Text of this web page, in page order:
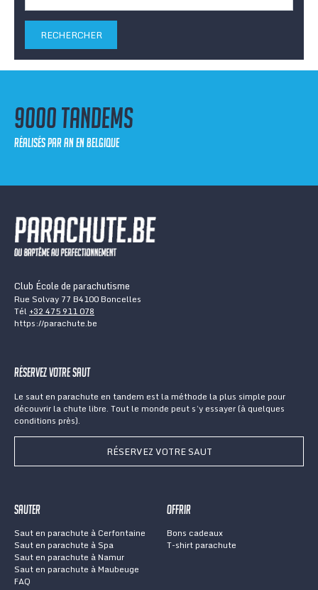
9000 tandems
réalisés par an en Belgique
Club École de parachutisme
Rue Solvay 77 B4100 Boncelles
Tél +32 475 911 078
https://parachute.be
Réservez votre saut
Le saut en parachute en tandem est la méthode la plus simple pour
découvrir la chute libre. Tout le monde peut s’y essayer (à quelques
conditions près).
RÉSERVEZ VOTRE SAUT
Sauter
Saut en parachute à Cerfontaine
Saut en parachute à Spa
Saut en parachute à Namur
Saut en parachute à Maubeuge
FAQ
Offrir
Bons cadeaux
T-shirt parachute